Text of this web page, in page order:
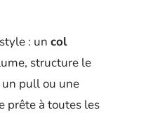
: un col
structure le
pull ou une
prête à toutes les